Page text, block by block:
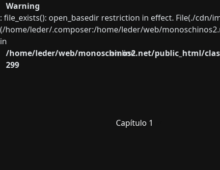
Warning
: file_exists(): open_basedir restriction in effect. File(./
(/home/leder/.composer:/home/leder/web/
in
/home/leder/web/monoschinos2.net/public_html/
on line
299
Capítulo 1